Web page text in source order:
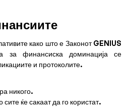
како што е Законот GENIUS
за финансиска доминација се
и протоколите.
никого.
ќе сакаат да го користат.